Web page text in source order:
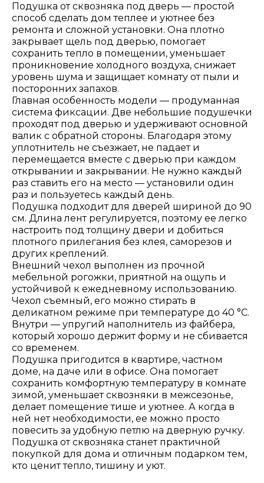
Подушка от сквозняка под дверь — простой
способ сделать дом теплее и уютнее без
ремонта и сложной установки. Она плотно
закрывает щель под дверью, помогает
сохранить тепло в помещении, уменьшает
проникновение холодного воздуха, снижает
уровень шума и защищает комнату от пыли и
посторонних запахов.
Главная особенность модели — продуманная
система фиксации. Две небольшие подушечки
проходят под дверью и удерживают основной
валик с обратной стороны. Благодаря этому
уплотнитель не съезжает, не падает и
перемещается вместе с дверью при каждом
открывании и закрывании. Не нужно каждый
раз ставить его на место — установили один
раз и пользуетесь каждый день.
Подушка подходит для дверей шириной до 90
см. Длина лент регулируется, поэтому ее легко
настроить под толщину двери и добиться
плотного прилегания без клея, саморезов и
других креплений.
Внешний чехол выполнен из прочной
мебельной рогожки, приятной на ощупь и
устойчивой к ежедневному использованию.
Чехол съемный, его можно стирать в
деликатном режиме при температуре до 40 °С.
Внутри — упругий наполнитель из файбера,
который хорошо держит форму и не сбивается
со временем.
Подушка пригодится в квартире, частном
доме, на даче или в офисе. Она помогает
сохранить комфортную температуру в комнате
зимой, уменьшает сквозняки в межсезонье,
делает помещение тише и уютнее. А когда в
ней нет необходимости, ее можно просто
повесить за удобную петлю на дверную ручку.
Подушка от сквозняка станет практичной
покупкой для дома и отличным подарком тем,
кто ценит тепло, тишину и уют.